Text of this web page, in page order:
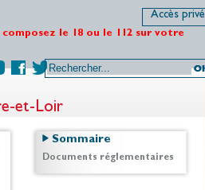
Accès privé
le 18 ou le 112 sur votre
et-Loir
Sommaire
Documents réglementaires